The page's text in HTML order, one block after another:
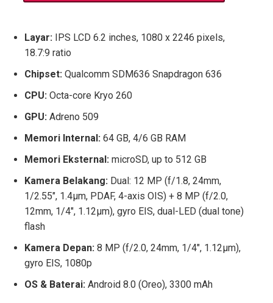
Layar: IPS LCD 6.2 inches, 1080 x 2246 pixels,
18.7:9 ratio
Chipset: Qualcomm SDM636 Snapdragon 636
CPU: Octa-core Kryo 260
GPU: Adreno 509
Memori Internal: 64 GB, 4/6 GB RAM
Memori Eksternal: microSD, up to 512 GB
Kamera Belakang: Dual: 12 MP (f/1.8, 24mm,
1/2.55″, 1.4µm, PDAF, 4-axis OIS) + 8 MP (f/2.0,
12mm, 1/4″, 1.12µm), gyro EIS, dual-LED (dual tone)
flash
Kamera Depan: 8 MP (f/2.0, 24mm, 1/4″, 1.12µm),
gyro EIS, 1080p
OS & Baterai: Android 8.0 (Oreo), 3300 mAh